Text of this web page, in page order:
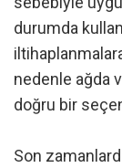
durumda
nedenle ağda
doğru bir
Son